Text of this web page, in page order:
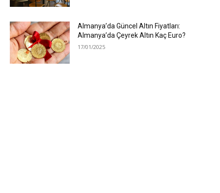
Almanya’da Güncel Altın Fiyatları:
Almanya’da Çeyrek Altın Kaç Euro?
17/01/2025